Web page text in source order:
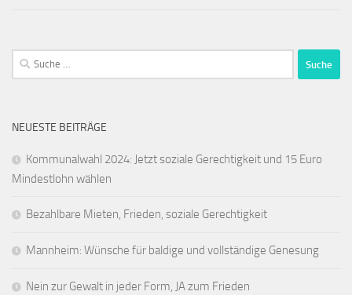
Suche
nach:
NEUESTE BEITRÄGE
Kommunalwahl 2024: Jetzt soziale Gerechtigkeit und 15 Euro
Mindestlohn wählen
Bezahlbare Mieten, Frieden, soziale Gerechtigkeit
Mannheim: Wünsche für baldige und vollständige Genesung
Nein zur Gewalt in jeder Form, JA zum Frieden